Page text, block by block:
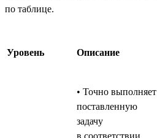
по таблице.
Уровень Описание
• Точно выполняет
поставленную
задачу
в соответствии